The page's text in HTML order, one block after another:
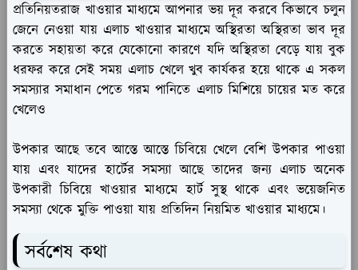
প্রতিনিয়তরাজ খাওয়ার মাধ্যমে আপনার ভয় দূর করবে কিভাবে চলুন
জেনে নেওয়া যায় এলাচ খাওয়ার মাধ্যমে অস্থিরতা অস্থিরতা ভাব দূর
করতে সহায়তা করে যেকোনো কারণে যদি অস্থিরতা বেড়ে যায় বুক
ধরফর করে সেই সময় এলাচ খেলে খুব কার্যকর হয়ে থাকে এ সকল
সমস্যার সমাধান পেতে গরম পানিতে এলাচ মিশিয়ে চায়ের মত করে
খেলেও
উপকার আছে তবে আস্তে আস্তে চিবিয়ে খেলে বেশি উপকার পাওয়া
যায় এবং যাদের হার্টের সমস্যা আছে তাদের জন্য এলাচ অনেক
উপকারী চিবিয়ে খাওয়ার মাধ্যমে হার্ট সুস্থ থাকে এবং ভয়েজনিত
সমস্যা থেকে মুক্তি পাওয়া যায় প্রতিদিন নিয়মিত খাওয়ার মাধ্যমে।
সর্বশেষ কথা